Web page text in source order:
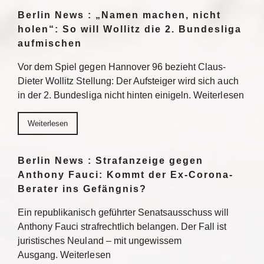
Berlin News : „Namen machen, nicht
holen“: So will Wollitz die 2. Bundesliga
aufmischen
Vor dem Spiel gegen Hannover 96 bezieht Claus-
Dieter Wollitz Stellung: Der Aufsteiger wird sich auch
in der 2. Bundesliga nicht hinten einigeln. Weiterlesen
Weiterlesen
Berlin News : Strafanzeige gegen
Anthony Fauci: Kommt der Ex-Corona-
Berater ins Gefängnis?
Ein republikanisch geführter Senatsausschuss will
Anthony Fauci strafrechtlich belangen. Der Fall ist
juristisches Neuland – mit ungewissem
Ausgang. Weiterlesen